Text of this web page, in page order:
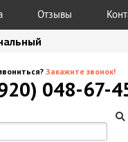
Отзывы
Закажите звонок!
048-67-